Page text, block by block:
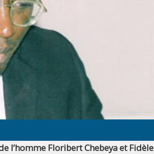
l’homme Floribert Chebeya et Fidèle